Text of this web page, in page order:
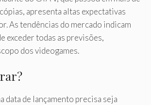
apresenta altas expectativas
As tendências do mercado indicam
exceder todas as previsões,
dos videogames.
data de lançamento precisa seja